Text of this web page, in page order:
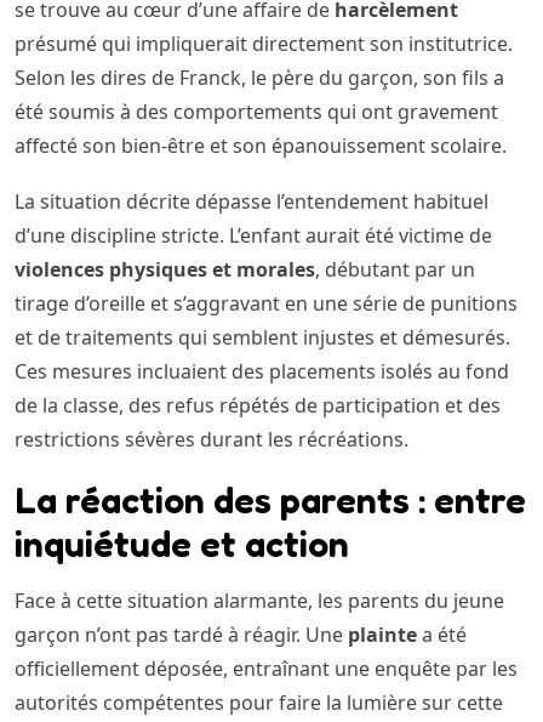
se trouve au cœur d’une affaire de harcèlement
présumé qui impliquerait directement son institutrice.
Selon les dires de Franck, le père du garçon, son fils a
été soumis à des comportements qui ont gravement
affecté son bien-être et son épanouissement scolaire.
La situation décrite dépasse l’entendement habituel
d’une discipline stricte. L’enfant aurait été victime de
violences physiques et morales, débutant par un
tirage d’oreille et s’aggravant en une série de punitions
et de traitements qui semblent injustes et démesurés.
Ces mesures incluaient des placements isolés au fond
de la classe, des refus répétés de participation et des
restrictions sévères durant les récréations.
La réaction des parents : entre
inquiétude et action
Face à cette situation alarmante, les parents du jeune
garçon n’ont pas tardé à réagir. Une plaintea été
officiellement déposée, entraînant une enquête par les
autorités compétentes pour faire la lumière sur cette